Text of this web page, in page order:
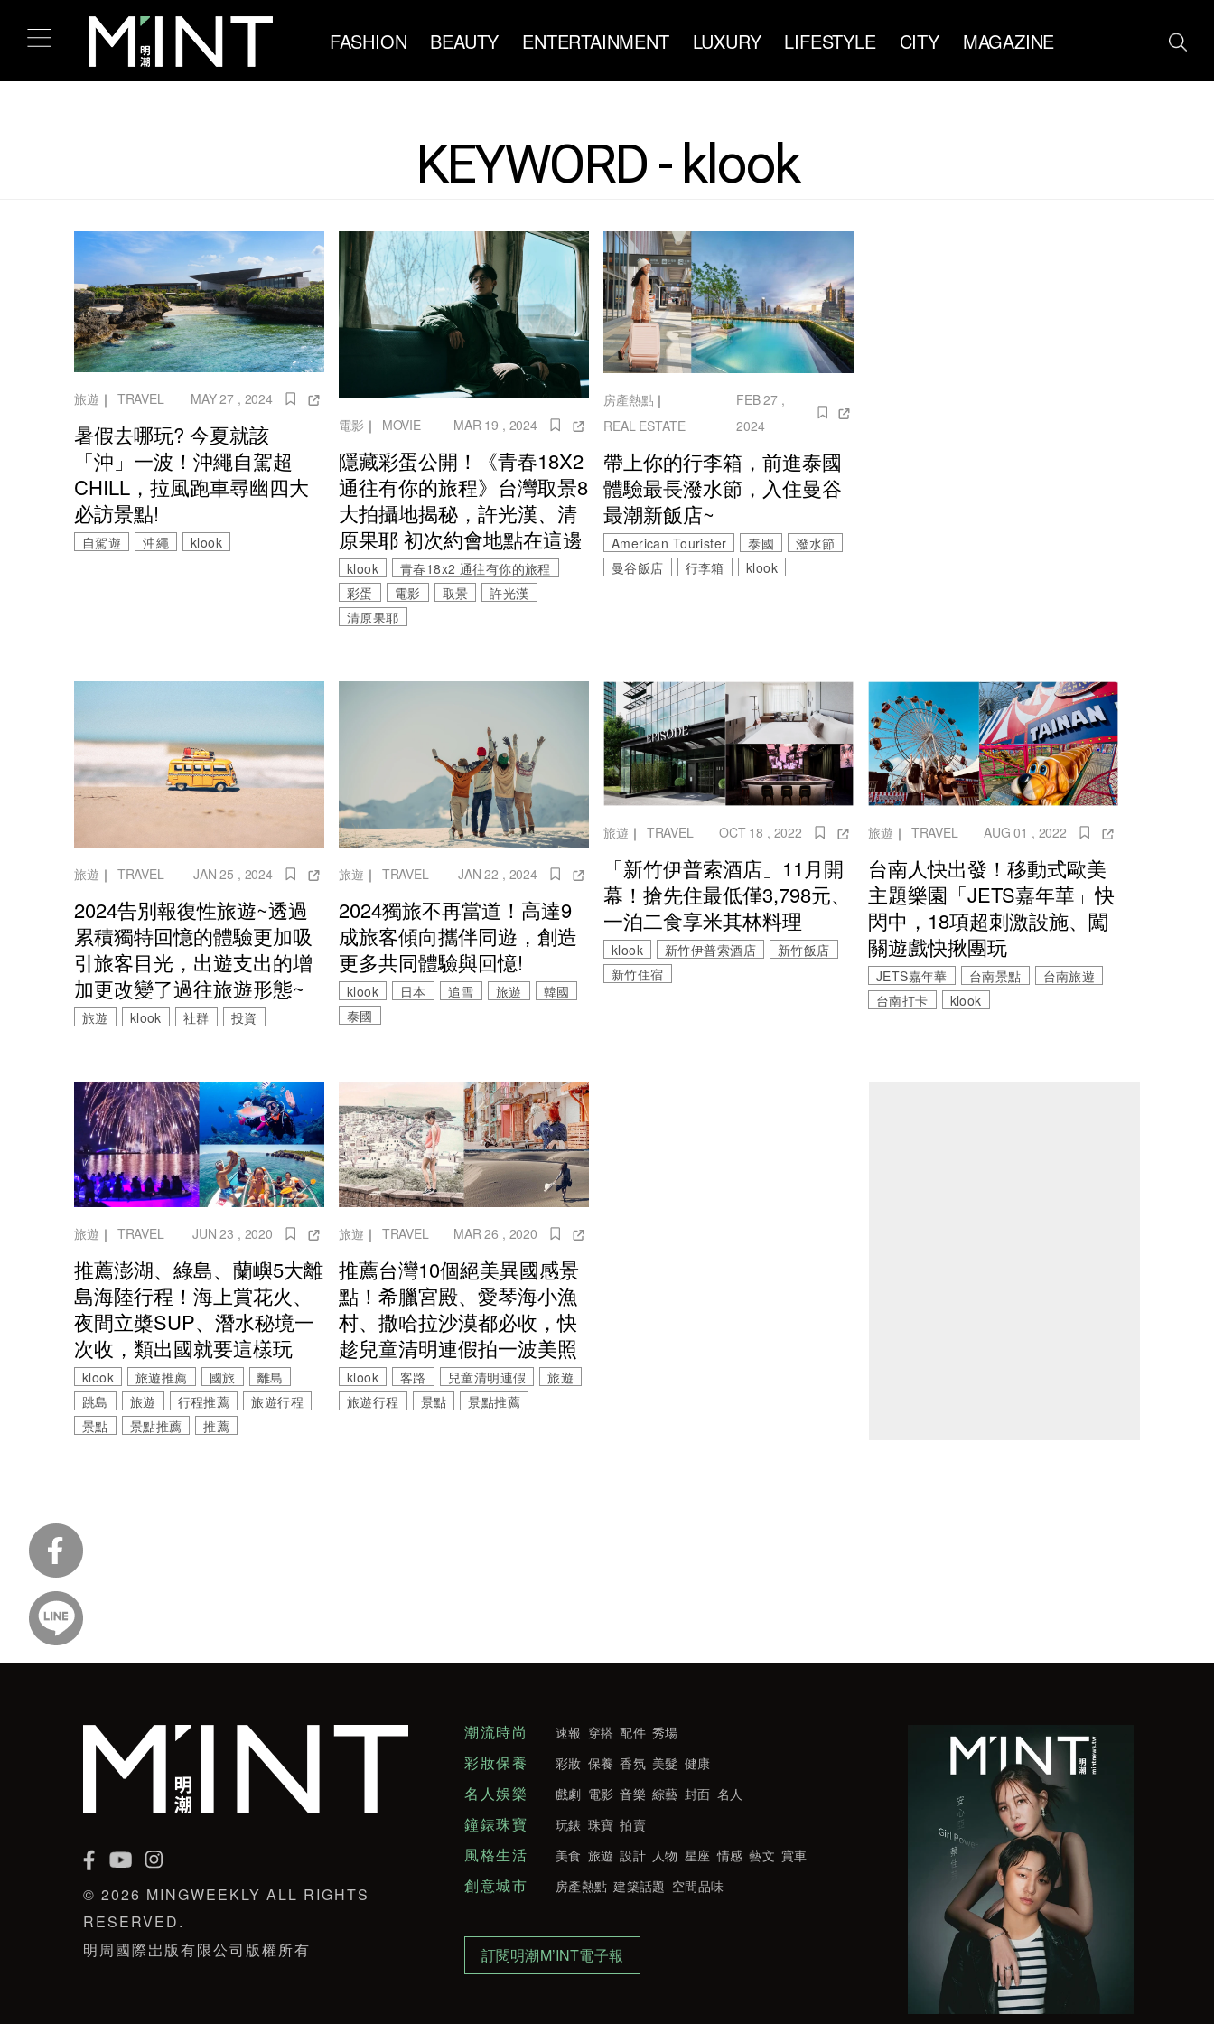
FASHION BEAUTY ENTERTAINMENT LUXURY LIFESTYLE CITY MAGAZINE
KEYWORD - klook
旅遊 ｜ TRAVEL MAY 27 , 2024
暑假去哪玩? 今夏就該
「沖」一波！沖繩自駕超
CHILL，拉風跑車尋幽四大
必訪景點!
自駕遊 沖繩 klook
電影 ｜ MOVIE MAR 19 , 2024
隱藏彩蛋公開！《青春18X2
通往有你的旅程》台灣取景8
大拍攝地揭秘，許光漢、清
原果耶 初次約會地點在這邊
klook
青春18x2 通往有你的旅程
彩蛋
電影 取景
許光漢
清原果耶
房產熱點｜
REAL ESTATE
FEB 27 ,
2024
帶上你的行李箱，前進泰國
體驗最長潑水節，入住曼谷
最潮新飯店~
American Tourister 泰國
潑水節
曼谷飯店
行李箱 klook
旅遊 ｜ TRAVEL JAN 25 , 2024
2024告別報復性旅遊~透過
累積獨特回憶的體驗更加吸
引旅客目光，出遊支出的增
加更改變了過往旅遊形態~
旅遊 klook 社群 投資
旅遊 ｜ TRAVEL JAN 22 , 2024
2024獨旅不再當道！高達9
成旅客傾向攜伴同遊，創造
更多共同體驗與回憶!
klook 日本 追雪 旅遊
韓國
泰國
旅遊 ｜ TRAVEL OCT 18 , 2022
「新竹伊普索酒店」11月開
幕！搶先住最低僅3,798元、
一泊二食享米其林料理
klook 新竹伊普索酒店
新竹飯店
新竹住宿
旅遊 ｜ TRAVEL AUG 01 , 2022
台南人快出發！移動式歐美
主題樂園「JETS嘉年華」快
閃中，18項超刺激設施、闖
關遊戲快揪團玩
JETS嘉年華 台南景點
台南旅遊
台南打卡
klook
旅遊 ｜ TRAVEL JUN 23 , 2020
推薦澎湖、綠島、蘭嶼5大離
島海陸行程！海上賞花火、
夜間立槳SUP、潛水秘境一
次收，類出國就要這樣玩
klook 旅遊推薦 國旅
離島
跳島
旅遊 行程推薦
旅遊行程
景點
景點推薦 推薦
旅遊 ｜ TRAVEL MAR 26 , 2020
推薦台灣10個絕美異國感景
點！希臘宮殿、愛琴海小漁
村、撒哈拉沙漠都必收，快
趁兒童清明連假拍一波美照
klook 客路 兒童清明連假
旅遊
旅遊行程
景點 景點推薦
© 2026 MINGWEEKLY ALL RIGHTS
RESERVED.
明周國際岀版有限公司版權所有
潮流時尚 速報 穿搭 配件 秀場
彩妝保養 彩妝 保養 香氛 美髮 健康
名人娛樂 戲劇 電影 音樂 綜藝 封面 名人
鐘錶珠寶 玩錶 珠寶 拍賣
風格生活 美食 旅遊 設計 人物 星座 情感 藝文 賞車
創意城市 房產熱點 建築話題 空間品味
訂閱明潮M’INT電子報